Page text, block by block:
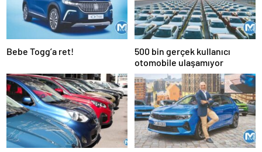
Bebe Togg’a ret!
500 bin gerçek kullanıcı
otomobile ulaşamıyor